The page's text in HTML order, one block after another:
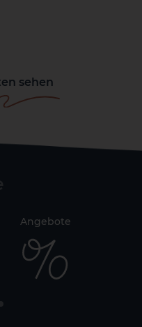
sehen
Angebote